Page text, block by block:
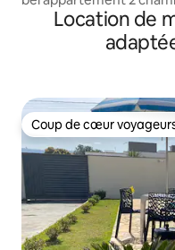
salle de bains
Location de
Coup de cœur
Coup de cœur